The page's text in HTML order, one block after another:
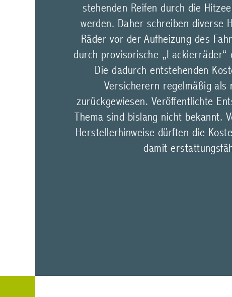
stehenden Reifen durch die
werden. Daher schreiben diverse
Räder vor der Aufheizung des
durch provisorische
Die dadurch entstehenden
Versicherern regelmäßig
zurückgewiesen. Veröffentlichte
Thema sind bislang nicht bekannt.
Herstellerhinweise dürften die
damit